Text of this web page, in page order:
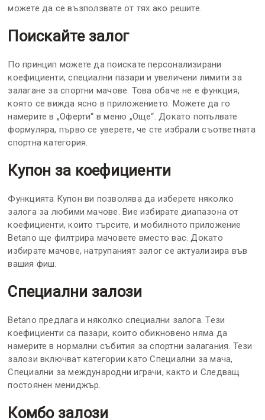
можете да се възползвате от тях ако решите.
Поискайте залог
По принцип можете да поискате персонализирани
коефициенти, специални пазари и увеличени лимити за
залагане за спортни мачове. Това обаче не е функция,
която се вижда ясно в приложението. Можете да го
намерите в „Оферти“ в меню „Още“. Докато попълвате
формуляра, първо се уверете, че сте избрали съответната
спортна категория.
Купон за коефициенти
Функцията Купон ви позволява да изберете няколко
залога за любими мачове. Вие избирате диапазона от
коефициенти, които търсите, и мобилното приложение
Betano ще филтрира мачовете вместо вас. Докато
избирате мачове, натрупаният залог се актуализира във
вашия фиш.
Специални залози
Betano предлага и няколко специални залога. Тези
коефициенти са пазари, които обикновено няма да
намерите в нормални събития за спортни залагания. Тези
залози включват категории като Специални за мача,
Специални за международни играчи, както и Следващ
постоянен мениджър.
Комбо залози